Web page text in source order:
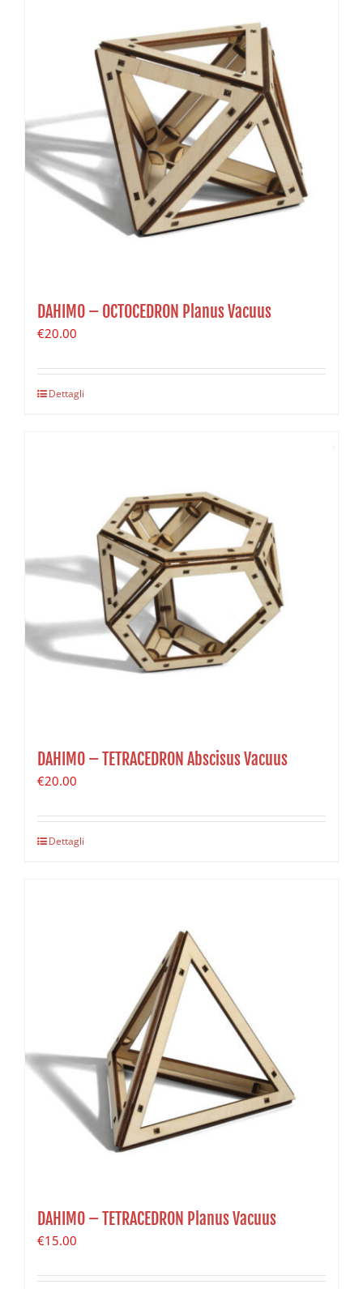
DAHIMO – OCTOCEDRON Planus Vacuus
€20.00
Dettagli
DAHIMO – TETRACEDRON Abscisus Vacuus
€20.00
Dettagli
DAHIMO – TETRACEDRON Planus Vacuus
€15.00